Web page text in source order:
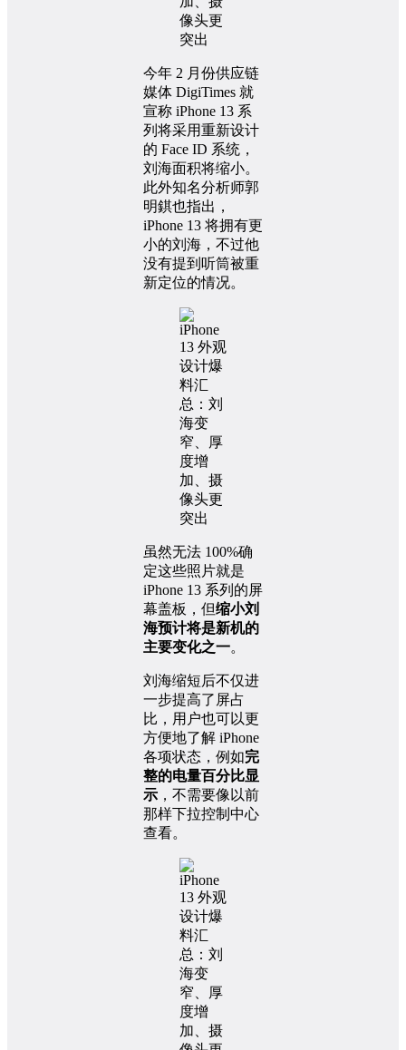
今年 2 月份供应链
媒体 DigiTimes 就
宣称 iPhone 13 系
列将采用重新设计
的 Face ID 系统，
刘海面积将缩小。
此外知名分析师郭
明錤也指出，
iPhone 13 将拥有更
小的刘海，不过他
没有提到听筒被重
新定位的情况。
虽然无法 100%确
定这些照片就是
iPhone 13 系列的屏
幕盖板，但缩小刘
海预计将是新机的
主要变化之一。
刘海缩短后不仅进
一步提高了屏占
比，用户也可以更
方便地了解 iPhone
各项状态，例如完
整的电量百分比显
示 ，不需要像以前
那样下拉控制中心
查看。